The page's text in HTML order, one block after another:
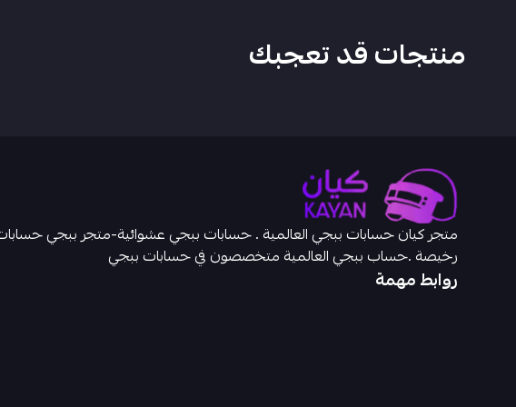
منتجات قد تعجبك
رخيصة .حساب ببجي العالمية متخصصون في حسابات ببجي
روابط مهمة